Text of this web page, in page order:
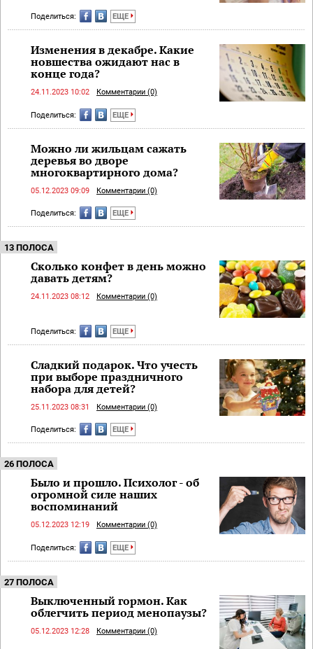
Поделиться: ЕЩЕ
Изменения в декабре. Какие
новшества ожидают нас в
конце года?
24.11.2023 10:02 Комментарии (0)
Поделиться: ЕЩЕ
Можно ли жильцам сажать
деревья во дворе
многоквартирного дома?
05.12.2023 09:09 Комментарии (0)
Поделиться: ЕЩЕ
13 ПОЛОСА
Сколько конфет в день можно
давать детям?
24.11.2023 08:12 Комментарии (0)
Поделиться: ЕЩЕ
Сладкий подарок. Что учесть
при выборе праздничного
набора для детей?
25.11.2023 08:31 Комментарии (0)
Поделиться: ЕЩЕ
26 ПОЛОСА
Было и прошло. Психолог - об
огромной силе наших
воспоминаний
05.12.2023 12:19 Комментарии (0)
Поделиться: ЕЩЕ
27 ПОЛОСА
Выключенный гормон. Как
облегчить период менопаузы?
05.12.2023 12:28 Комментарии (0)